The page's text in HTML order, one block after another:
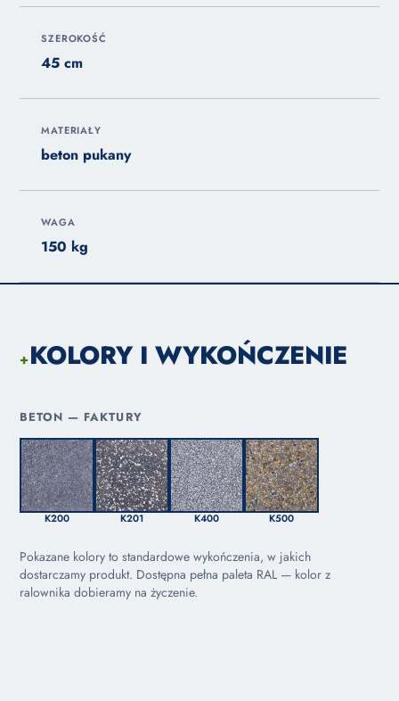
SZEROKOŚĆ
45 cm
MATERIAŁY
beton pukany
WAGA
150 kg
+KOLORY I WYKOŃCZENIE
BETON — FAKTURY
K200 K201 K400 K500
Pokazane kolory to standardowe wykończenia, w jakich
dostarczamy produkt. Dostępna pełna paleta RAL — kolor z
ralownika dobieramy na życzenie.